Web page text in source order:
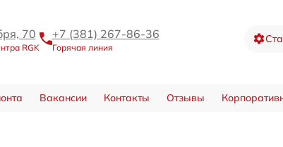
70
RGK
+7 (381) 267-86-36
Горячая линия
Вакансии Контакты Отзывы